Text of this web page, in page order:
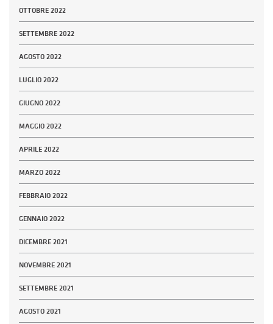
OTTOBRE 2022
SETTEMBRE 2022
AGOSTO 2022
LUGLIO 2022
GIUGNO 2022
MAGGIO 2022
APRILE 2022
MARZO 2022
FEBBRAIO 2022
GENNAIO 2022
DICEMBRE 2021
NOVEMBRE 2021
SETTEMBRE 2021
AGOSTO 2021